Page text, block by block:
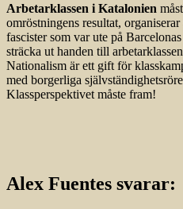
Arbetarklassen i Katalonien
omröstningens resultat,
fascister som var ute på
sträcka ut handen till
Nationalism är ett gift för
med borgerliga
Klassperspektivet måste fram!
Alex Fuentes svarar: